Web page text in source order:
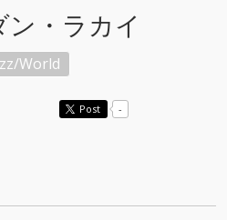
ン・ラカイ
World
Post -